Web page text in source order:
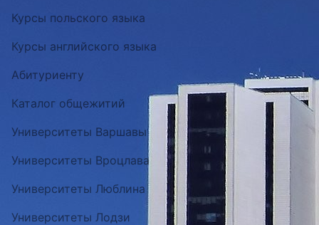
Курсы польского языка
Курсы английского языка
Абитуриенту
Каталог общежитий
Университеты Варшавы
Университеты Вроцлава
Университеты Люблина
Университеты Лодзи